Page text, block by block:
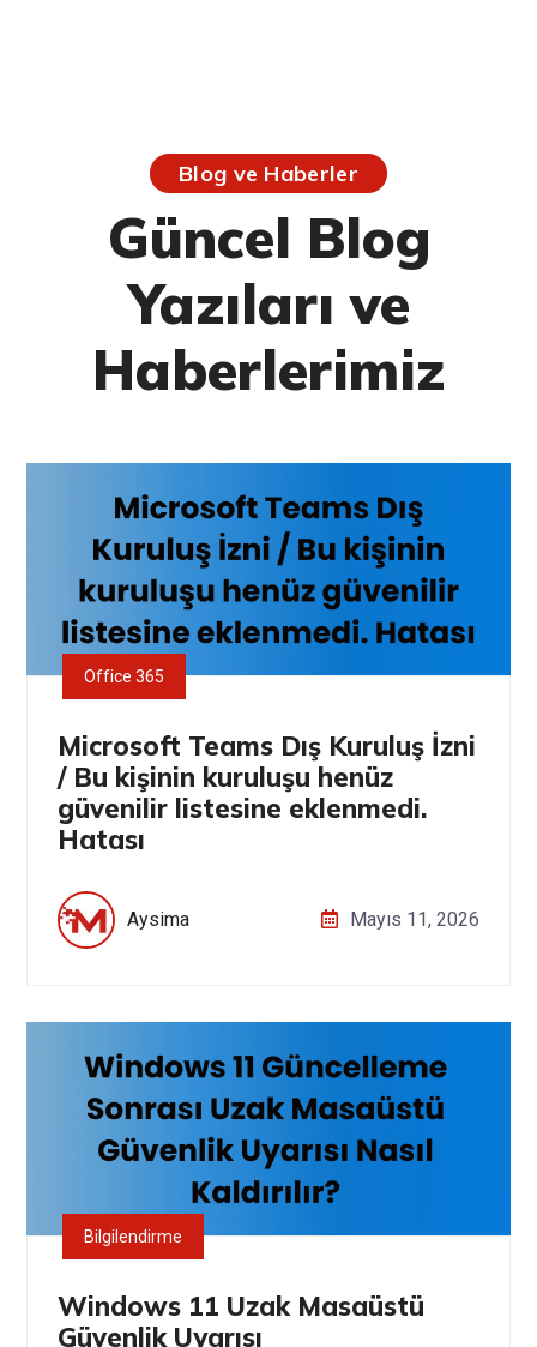
Blog ve Haberler
Güncel Blog
Yazıları ve
Haberlerimiz
Office 365
Microsoft Teams Dış Kuruluş İzni
/ Bu kişinin kuruluşu henüz
güvenilir listesine eklenmedi.
Hatası
Aysima Mayıs 11, 2026
Bilgilendirme
Windows 11 Uzak Masaüstü
Güvenlik Uyarısı